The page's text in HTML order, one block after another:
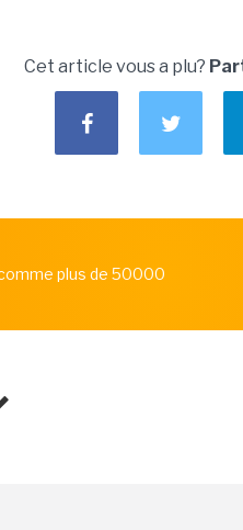
Cet article vous a plu?
plus de 50000